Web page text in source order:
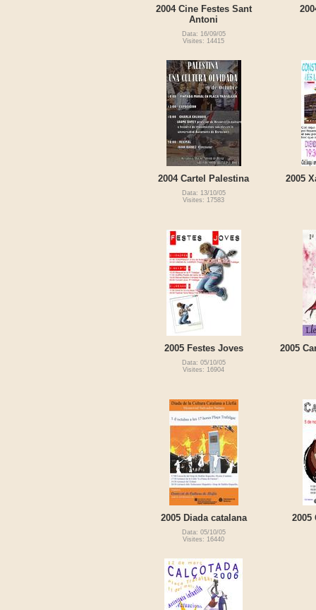
2004 Cine Festes Sant
Antoni
Data: 16/09/05
Visites: 14415
2004 Cartel Palestina
Data: 13/10/05
Visites: 17583
2005
2005 Festes Joves
Data: 05/10/05
Visites: 16904
2005
2005 Diada catalana
Data: 05/10/05
Visites: 16440
2005